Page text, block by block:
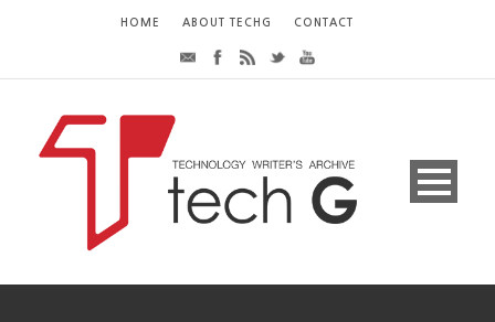
HOME ABOUT TECHG CONTACT